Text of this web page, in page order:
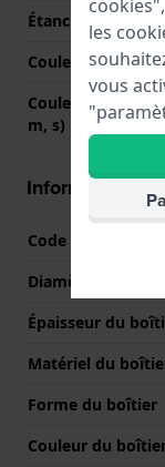
Étanchéité
Couleur du
Couleurs des
m, s)
Informations
Code boîtier
Diamètre
Épaisseur du
Matériel du
Forme du boîtier
Couleur du
les
vous